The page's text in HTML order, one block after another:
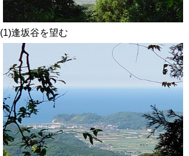
(1)逢坂谷を望む